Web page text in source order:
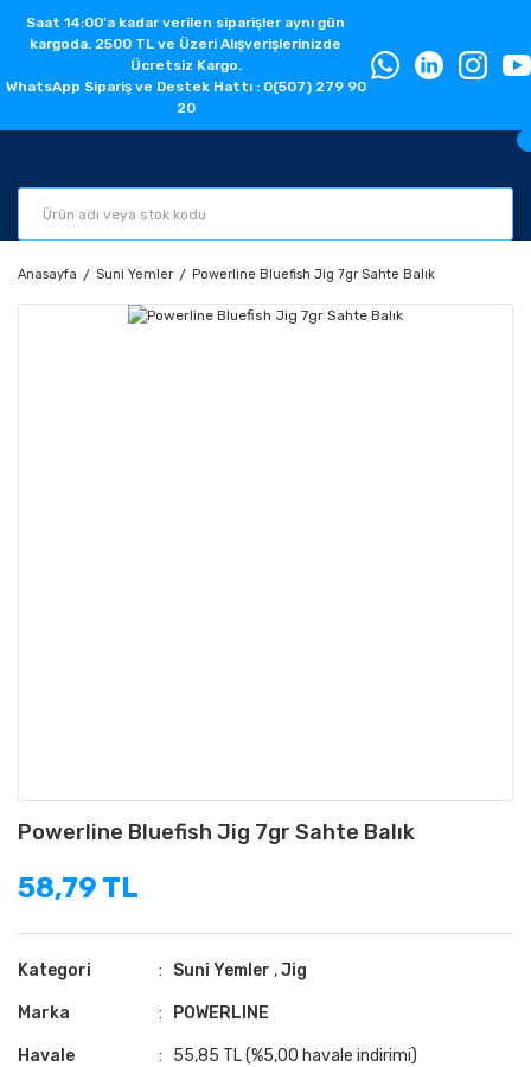
Saat 14:00'a kadar verilen siparişler aynı gün
kargoda. 2500 TL ve Üzeri Alışverişlerinizde
Ücretsiz Kargo.
WhatsApp Sipariş ve Destek Hattı : 0(507) 279 90
20
Anasayfa Suni Yemler Powerline Bluefish Jig 7gr Sahte Balık
Powerline Bluefish Jig 7gr Sahte Balık
58,79 TL
Kategori Suni Yemler ,Jig
Marka POWERLINE
Havale 55,85 TL (%5,00 havale indirimi)